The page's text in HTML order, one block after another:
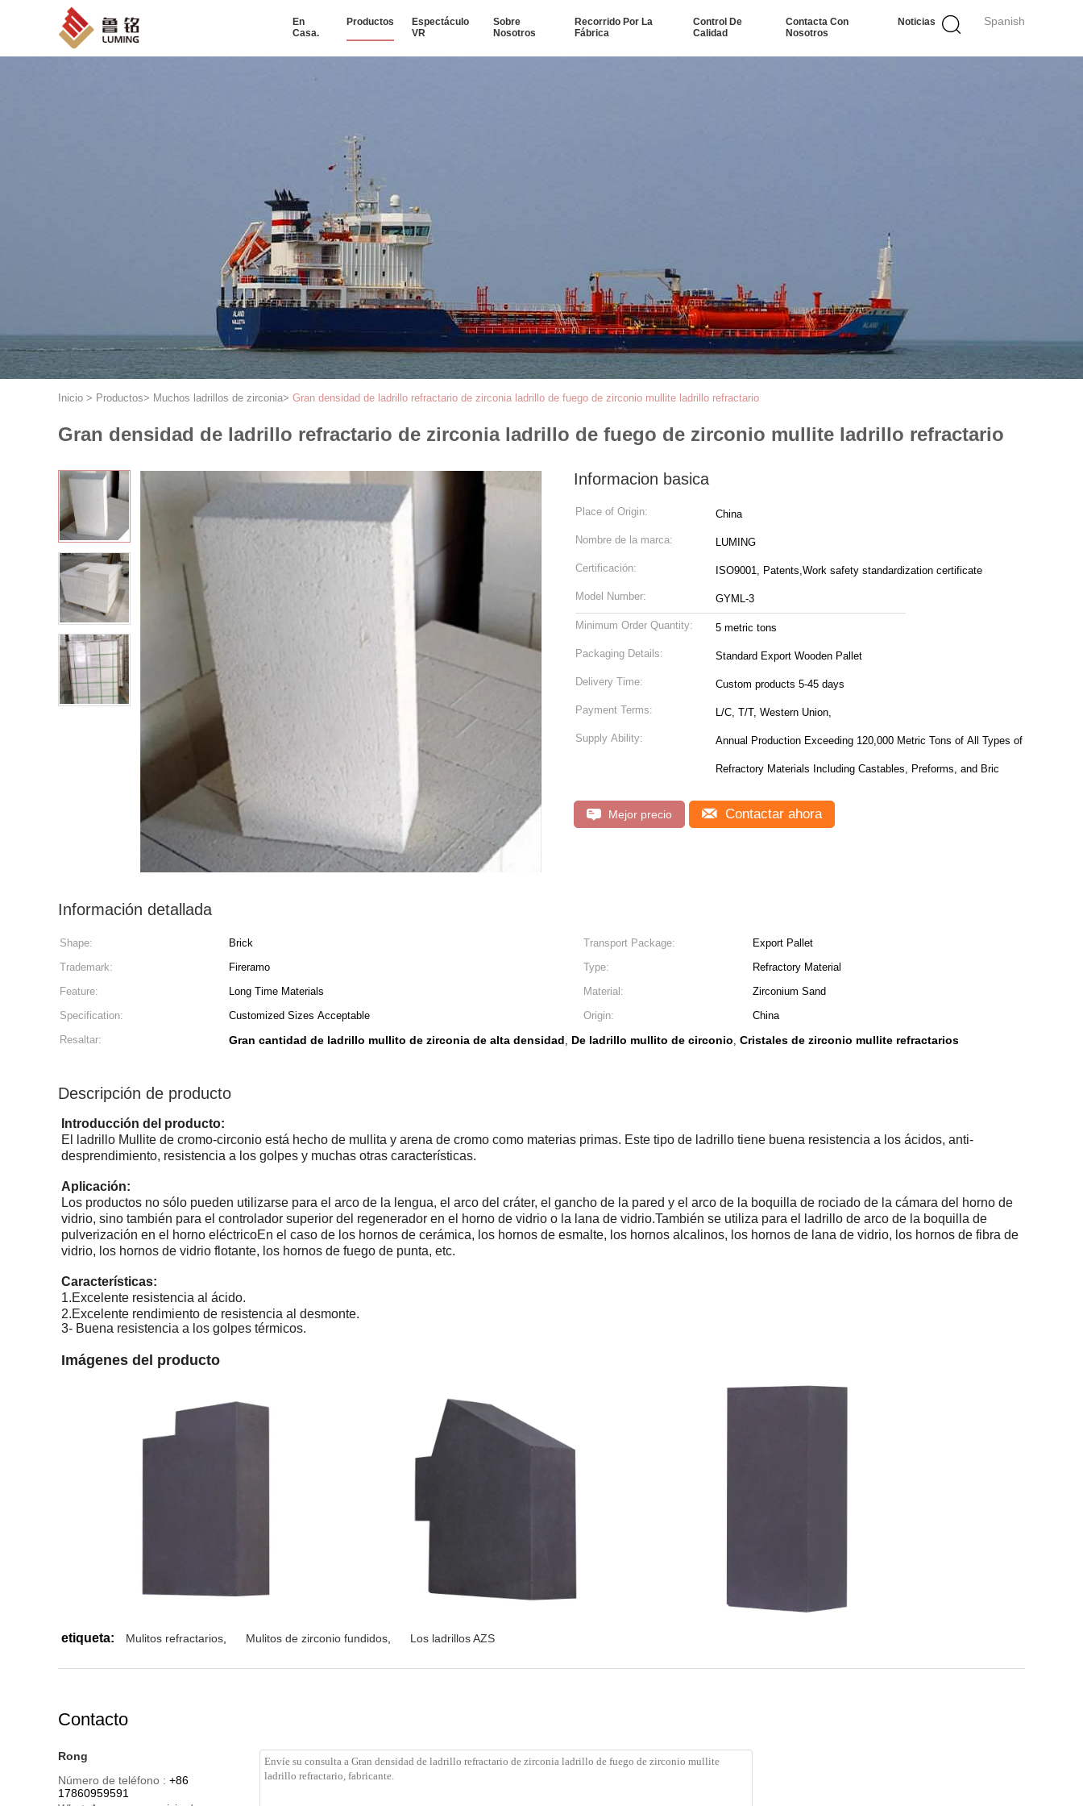
Spanish
En
Casa.
Productos
Espectáculo
VR
Sobre
Nosotros
Recorrido Por La
Fábrica
Control De
Calidad
Contacta Con
Nosotros
Noticias
Inicio > Productos> Muchos ladrillos de zirconia> Gran densidad de ladrillo refractario de zirconia ladrillo de fuego de zirconio mullite ladrillo refractario
Gran densidad de ladrillo refractario de zirconia ladrillo de fuego de zirconio mullite ladrillo refractario
Informacion basica
Place of Origin: China
Nombre de la marca: LUMING
Certificación: ISO9001, Patents,Work safety standardization certificate
Model Number: GYML-3
Minimum Order Quantity: 5 metric tons
Packaging Details: Standard Export Wooden Pallet
Delivery Time: Custom products 5-45 days
Payment Terms: L/C, T/T, Western Union,
Supply Ability: Annual Production Exceeding 120,000 Metric Tons of All Types of
Refractory Materials Including Castables, Preforms, and Bric
Mejor precio Contactar ahora
Información detallada
Shape: Brick Transport Package:
Export Pallet
Trademark:
Fireramo Type:
Refractory Material
Feature:
Long Time Materials Material:
Zirconium Sand
Specification:
Customized Sizes Acceptable Origin:
China
Resaltar:
Gran cantidad de ladrillo mullito de zirconia de alta densidad, De ladrillo mullito de circonio, Cristales de zirconio mullite refractarios
Descripción de producto
Introducción del producto:
El ladrillo Mullite de cromo-circonio está hecho de mullita y arena de cromo como materias primas. Este tipo de ladrillo tiene buena resistencia a los ácidos, anti-
desprendimiento, resistencia a los golpes y muchas otras características.
Aplicación:
Los productos no sólo pueden utilizarse para el arco de la lengua, el arco del cráter, el gancho de la pared y el arco de la boquilla de rociado de la cámara del horno de
vidrio, sino también para el controlador superior del regenerador en el horno de vidrio o la lana de vidrio.También se utiliza para el ladrillo de arco de la boquilla de
pulverización en el horno eléctricoEn el caso de los hornos de cerámica, los hornos de esmalte, los hornos alcalinos, los hornos de lana de vidrio, los hornos de fibra de
vidrio, los hornos de vidrio flotante, los hornos de fuego de punta, etc.
Características:
1.Excelente resistencia al ácido.
2.Excelente rendimiento de resistencia al desmonte.
3- Buena resistencia a los golpes térmicos.
Imágenes del producto
etiqueta: Mulitos refractarios Mulitos de zirconio fundidos Los ladrillos AZS
Contacto
Rong
Número de teléfono : +86
17860959591